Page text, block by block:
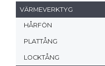
VÄRMEVERKTYG
HÅRFÖN
PLATTÅNG
LOCKTÅNG